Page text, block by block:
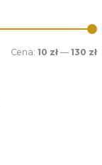
Cena:10 zł —130 zł